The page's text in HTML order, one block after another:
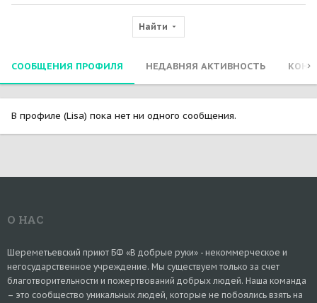
Найти
СООБЩЕНИЯ ПРОФИЛЯ НЕДАВНЯЯ АКТИВНОСТЬ
В профиле (Lisa) пока нет ни одного сообщения.
О НАС
Шереметьевский приют БФ «В добрые руки» - некоммерческое и
негосударственное учреждение. Мы существуем только за счет
благотворительности и пожертвований добрых людей. Наша команда
– это сообщество уникальных людей, которые не побоялись взять на